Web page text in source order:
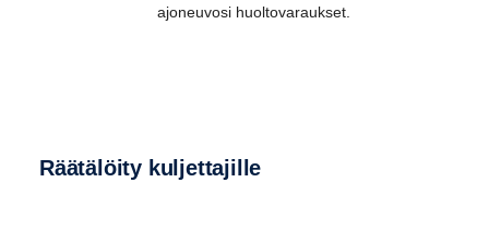
ajoneuvosi huoltovaraukset.
Räätä­löity kuljet­ta­jille